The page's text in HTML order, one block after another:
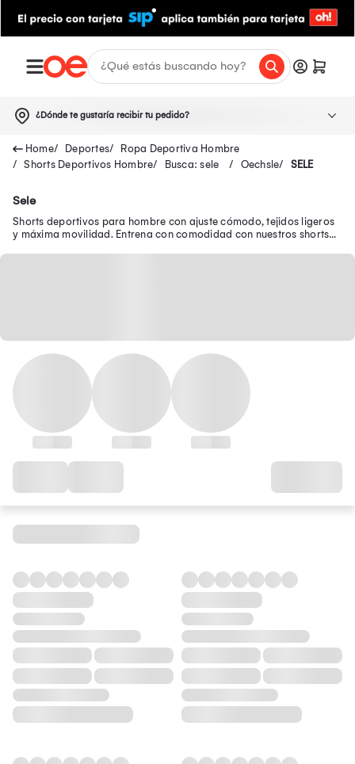
¿Dónde te gustaría recibir tu pedido?
Deportes
Ropa Deportiva Hombre
Shorts Deportivos Hombre
Busca: sele Oechsle SELE
Sele
Shorts deportivos para hombre con ajuste cómodo, tejidos ligeros
y máxima movilidad. Entrena con comodidad con nuestros shorts